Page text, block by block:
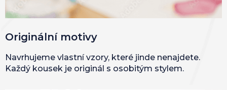
Originální motivy
Navrhujeme vlastní vzory, které jinde nenajdete.
Každý kousek je originál s osobitým stylem.